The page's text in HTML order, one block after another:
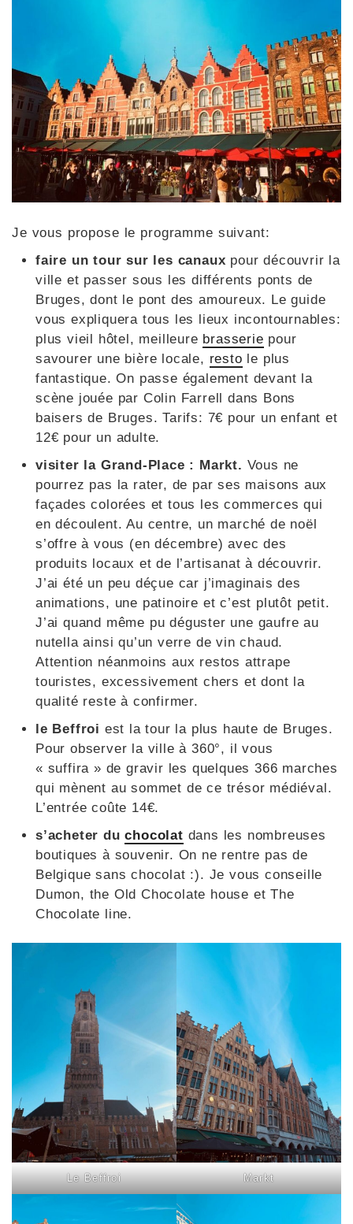
Je vous propose le programme suivant:
faire un tour sur les canaux pour découvrir la
ville et passer sous les différents ponts de
Bruges, dont le pont des amoureux. Le guide
vous expliquera tous les lieux incontournables:
plus vieil hôtel, meilleure brasserie pour
savourer une bière locale, resto le plus
fantastique. On passe également devant la
scène jouée par Colin Farrell dans Bons
baisers de Bruges. Tarifs: 7€ pour un enfant et
12€ pour un adulte.
visiter la Grand-Place : Markt. Vous ne
pourrez pas la rater, de par ses maisons aux
façades colorées et tous les commerces qui
en découlent. Au centre, un marché de noël
s’offre à vous (en décembre) avec des
produits locaux et de l’artisanat à découvrir.
J’ai été un peu déçue car j’imaginais des
animations, une patinoire et c’est plutôt petit.
J’ai quand même pu déguster une gaufre au
nutella ainsi qu’un verre de vin chaud.
Attention néanmoins aux restos attrape
touristes, excessivement chers et dont la
qualité reste à confirmer.
le Beffroi est la tour la plus haute de Bruges.
Pour observer la ville à 360°, il vous
« suffira » de gravir les quelques 366 marches
qui mènent au sommet de ce trésor médiéval.
L’entrée coûte 14€.
s’acheter duchocolat dans les nombreuses
boutiques à souvenir. On ne rentre pas de
Belgique sans chocolat :). Je vous conseille
Dumon, the Old Chocolate house et The
Chocolate line.
Le Beffroi Markt